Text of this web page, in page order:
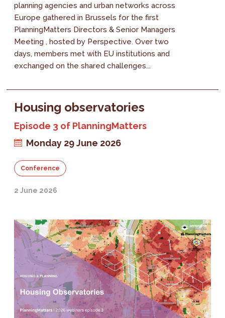
planning agencies and urban networks across
Europe gathered in Brussels for the first
PlanningMatters Directors & Senior Managers
Meeting , hosted by Perspective. Over two
days, members met with EU institutions and
exchanged on the shared challenges...
Housing observatories
Episode 3 of PlanningMatters
Monday 29 June 2026
Conference
2 June 2026